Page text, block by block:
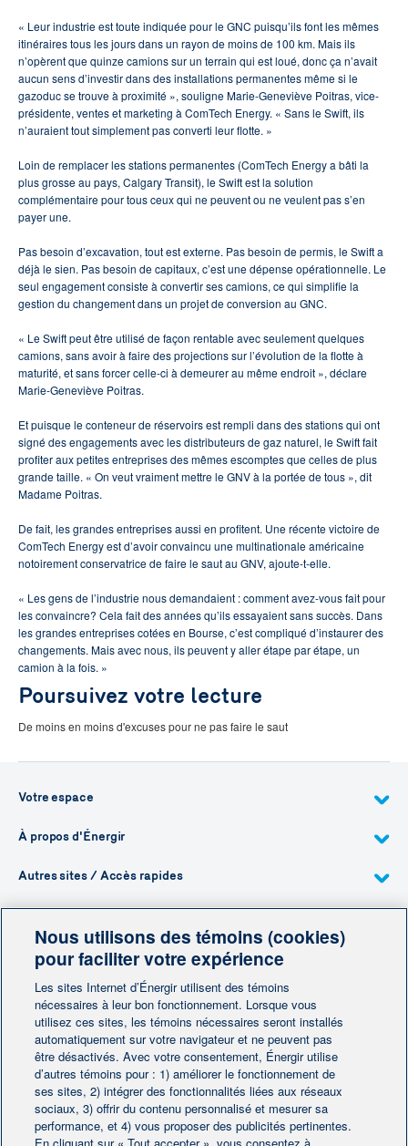
« Leur industrie est toute indiquée pour le GNC puisqu’ils font les mêmes
itinéraires tous les jours dans un rayon de moins de 100 km. Mais ils
n’opèrent que quinze camions sur un terrain qui est loué, donc ça n’avait
aucun sens d’investir dans des installations permanentes même si le
gazoduc se trouve à proximité », souligne Marie-Geneviève Poitras, vice-
présidente, ventes et marketing à ComTech Energy. « Sans le Swift, ils
n’auraient tout simplement pas converti leur flotte. »
Loin de remplacer les stations permanentes (ComTech Energy a bâti la
plus grosse au pays, Calgary Transit), le Swift est la solution
complémentaire pour tous ceux qui ne peuvent ou ne veulent pas s’en
payer une.
Pas besoin d’excavation, tout est externe. Pas besoin de permis, le Swift a
déjà le sien. Pas besoin de capitaux, c’est une dépense opérationnelle. Le
seul engagement consiste à convertir ses camions, ce qui simplifie la
gestion du changement dans un projet de conversion au GNC.
« Le Swift peut être utilisé de façon rentable avec seulement quelques
camions, sans avoir à faire des projections sur l’évolution de la flotte à
maturité, et sans forcer celle-ci à demeurer au même endroit », déclare
Marie-Geneviève Poitras.
Et puisque le conteneur de réservoirs est rempli dans des stations qui ont
signé des engagements avec les distributeurs de gaz naturel, le Swift fait
profiter aux petites entreprises des mêmes escomptes que celles de plus
grande taille. « On veut vraiment mettre le GNV à la portée de tous », dit
Madame Poitras.
De fait, les grandes entreprises aussi en profitent. Une récente victoire de
ComTech Energy est d’avoir convaincu une multinationale américaine
notoirement conservatrice de faire le saut au GNV, ajoute-t-elle.
« Les gens de l’industrie nous demandaient : comment avez-vous fait pour
les convaincre? Cela fait des années qu’ils essayaient sans succès. Dans
les grandes entreprises cotées en Bourse, c’est compliqué d’instaurer des
changements. Mais avec nous, ils peuvent y aller étape par étape, un
camion à la fois. »
Poursuivez votre lecture
De moins en moins d'excuses pour ne pas faire le saut
Votre espace
À propos d'Énergir
Autres sites / Accès rapides
Besoin de plus d'information?
Contactez-nous
Contactez-nous
Nous utilisons des témoins (cookies)
pour faciliter votre expérience
Les sites Internet d’Énergir utilisent des témoins
nécessaires à leur bon fonctionnement. Lorsque vous
utilisez ces sites, les témoins nécessaires seront installés
automatiquement sur votre navigateur et ne peuvent pas
être désactivés. Avec votre consentement, Énergir utilise
d’autres témoins pour : 1) améliorer le fonctionnement de
ses sites, 2) intégrer des fonctionnalités liées aux réseaux
sociaux, 3) offrir du contenu personnalisé et mesurer sa
performance, et 4) vous proposer des publicités pertinentes.